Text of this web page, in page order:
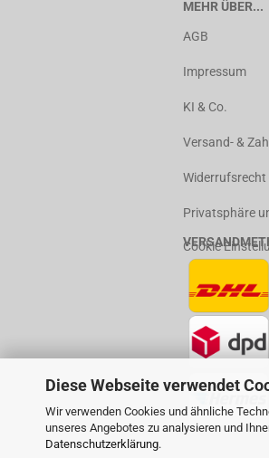
Diese Webseite verwendet
Wir verwenden Cookies und ähnliche
unseres Angebotes zu analysieren und
Datenschutzerklärung.
MEHR ÜBER...
AGB
Impressum
KI & Co.
Versand- &
Privatsphäre
Cookie